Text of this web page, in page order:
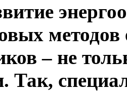
– не
Так,